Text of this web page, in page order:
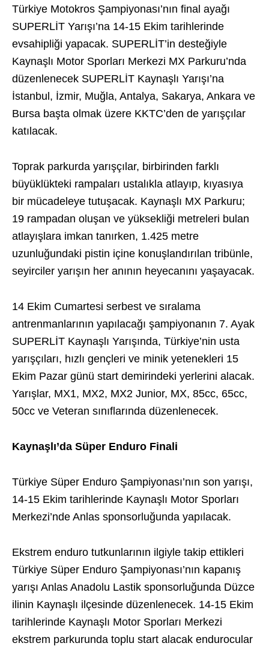
Türkiye Motokros Şampiyonası’nın final ayağı
SUPERLİT Yarışı’na 14-15 Ekim tarihlerinde
evsahipliği yapacak. SUPERLİT’in desteğiyle
Kaynaşlı Motor Sporları Merkezi MX Parkuru’nda
düzenlenecek SUPERLİT Kaynaşlı Yarışı’na
İstanbul, İzmir, Muğla, Antalya, Sakarya, Ankara ve
Bursa başta olmak üzere KKTC’den de yarışçılar
katılacak.
Toprak parkurda yarışçılar, birbirinden farklı
büyüklükteki rampaları ustalıkla atlayıp, kıyasıya
bir mücadeleye tutuşacak. Kaynaşlı MX Parkuru;
19 rampadan oluşan ve yüksekliği metreleri bulan
atlayışlara imkan tanırken, 1.425 metre
uzunluğundaki pistin içine konuşlandırılan tribünle,
seyirciler yarışın her anının heyecanını yaşayacak.
14 Ekim Cumartesi serbest ve sıralama
antrenmanlarının yapılacağı şampiyonanın 7. Ayak
SUPERLİT Kaynaşlı Yarışında, Türkiye’nin usta
yarışçıları, hızlı gençleri ve minik yetenekleri 15
Ekim Pazar günü start demirindeki yerlerini alacak.
Yarışlar, MX1, MX2, MX2 Junior, MX, 85cc, 65cc,
50cc ve Veteran sınıflarında düzenlenecek.
Kaynaşlı’da Süper Enduro Finali
Türkiye Süper Enduro Şampiyonası’nın son yarışı,
14-15 Ekim tarihlerinde Kaynaşlı Motor Sporları
Merkezi’nde Anlas sponsorluğunda yapılacak.
Ekstrem enduro tutkunlarının ilgiyle takip ettikleri
Türkiye Süper Enduro Şampiyonası’nın kapanış
yarışı Anlas Anadolu Lastik sponsorluğunda Düzce
ilinin Kaynaşlı ilçesinde düzenlenecek. 14-15 Ekim
tarihlerinde Kaynaşlı Motor Sporları Merkezi
ekstrem parkurunda toplu start alacak endurocular